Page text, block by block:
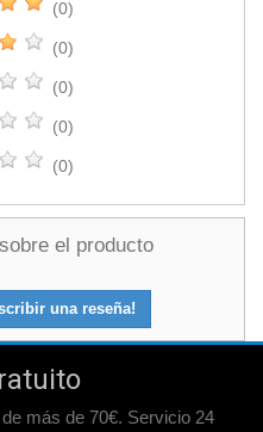
(0)
(0)
(0)
(0)
(0)
el producto
una reseña!
más de 70€. Servicio 24